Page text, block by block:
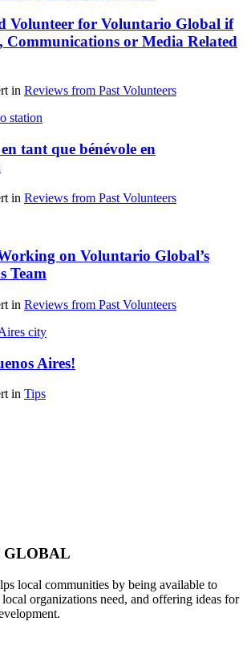
Volunteer for Voluntario Global if
Communications or Media Related
in Reviews from Past Volunteers
tant que bénévole en
in Reviews from Past Volunteers
on Voluntario Global’s
Team
in Reviews from Past Volunteers
Aires!
in Tips
GLOBAL
local communities by being available to
organizations need, and offering ideas for